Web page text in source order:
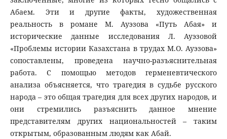
Абаем. Эти и другие факты, художественная
реальность в романе М. Ауэзова «Путь Абая» и
исторические данные исследования Л. Ауэзовой
«Проблемы истории Казахстана в трудах М.О. Ауэзова»
сопоставлены, проведена научно-разъяснительная
работа. С помощью методов герменевтического
анализа объясняется, что трагедия в судьбе русского
народа – это общая трагедия для всех других народов, и
они стремились разъяснить данное мнение
представителям других национальностей – таким
открытым, образованным людям как Абай.